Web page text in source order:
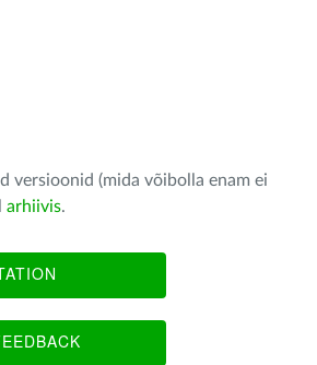
versioonid (mida võibolla enam ei
arhiivis.